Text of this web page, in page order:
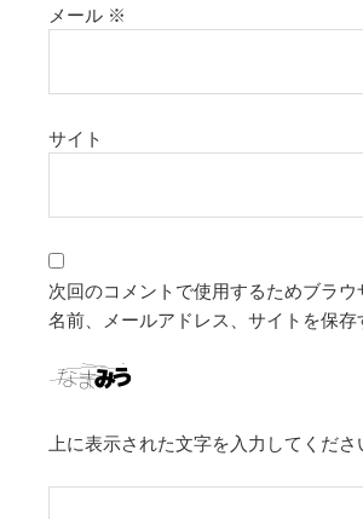
メール ※
サイト
次回のコメントで使用するためブラ
名前、メールアドレス、サイトを保存
上に表示された文字を入力してくださ